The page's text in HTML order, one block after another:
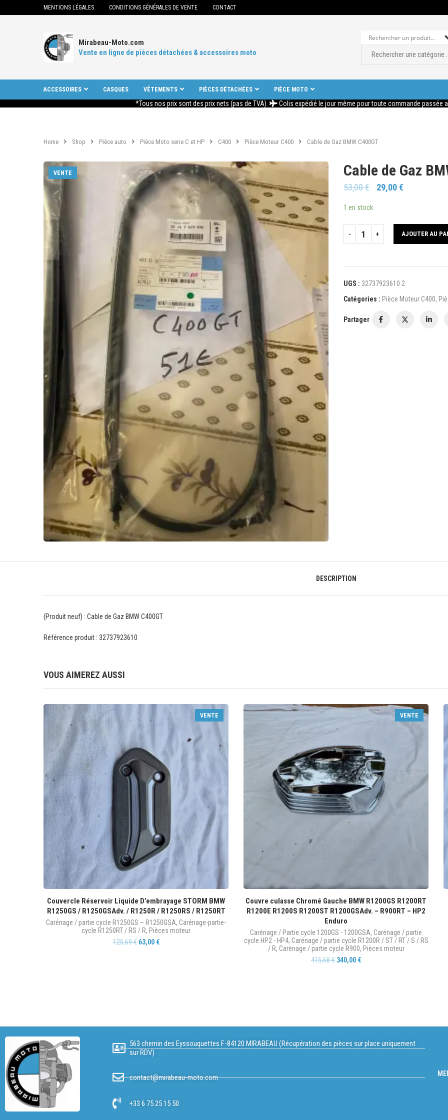
MENTIONS LÉGALES CONDITIONS GÉNÉRALES DE VENTE CONTACT
Mirabeau-Moto.com
Vente en ligne de pièces détachées & accessoires moto
ACCESSOIRES CASQUES VÊTEMENTS PIÈCES DÉTACHÉES PIÈCE MOTO
*Tous nos prix sont des prix nets (pas de TVA). Colis expédié le jour même pour toute commande passée
Home Shop Pièce auto Pièce Moto serie C et HP C400 Pièce Moteur C400 Cable de Gaz BMW C400GT
VENTE Cable de Gaz
53,00€ 29,00€
1 en stock
AJOUTER AU
UGS : 32737923610 2
Catégories : Pièce Moteur C400,
Partager
DESCRIPTION
(Produit neuf) : Cable de Gaz BMW C400GT
Référence produit : 32737923610
VOUS AIMEREZ AUSSI
VENTE
Couvercle Réservoir Liquide D’embrayage STORM BMW
R1250GS / R1250GSAdv. / R1250R / R1250RS / R1250RT
Carénage / partie cycle R1250GS – R1250GSA, Carénage-partie-
cycle R1250RT / RS / R, Pièces moteur
125,69€ 63,00 €
VENTE
Couvre culasse Chromé Gauche BMW R1200GS R1200RT
R1200E R1200S R1200ST R1200GSAdv. – R900RT – HP2
Enduro
Carénage / Partie cycle 1200GS - 1200GSA, Carénage / partie
cycle HP2 - HP4, Carénage / partie cycle R1200R / ST / RT / S / RS
/ R, Carénage / partie cycle R900, Pièces moteur
415,68€ 340,00 €
563 chemin des Eyssouquettes F-84120 MIRABEAU (Récupération des pièces sur place uniquement
sur RDV)
contact@mirabeau-moto.com
+33 6 75 25 15 50